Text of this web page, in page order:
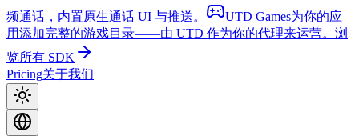
频通话，内置原生通话 UI 与推送。
UTD Games为你的应
用添加完整的游戏目录——由 UTD 作为你的代理来运营。 浏
览所有 SDK
Pricing关于我们